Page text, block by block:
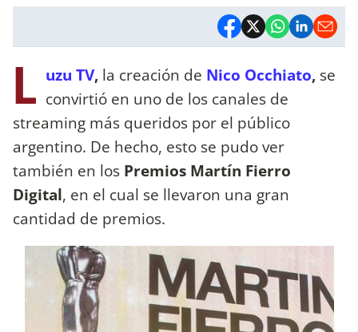
L uzu TV, la creación de Nico Occhiato, se
convirtió en uno de los canales de
streaming más queridos por el público
argentino. De hecho, esto se pudo ver
también en los Premios Martín Fierro
Digital, en el cual se llevaron una gran
cantidad de premios.